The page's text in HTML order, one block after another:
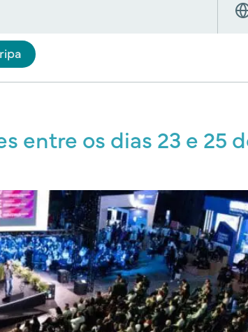
entre os dias 23 e 25